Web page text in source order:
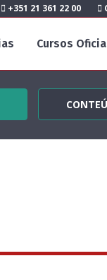
+351 21 361 22 00
Cursos